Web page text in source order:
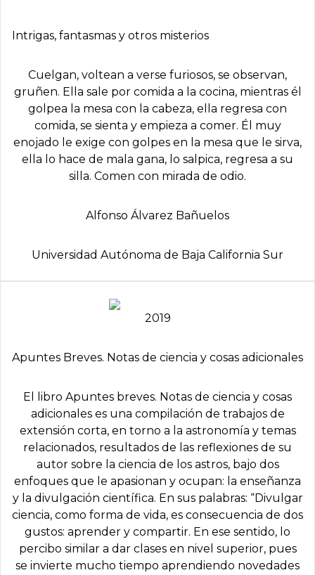
Intrigas, fantasmas y otros misterios
Cuelgan, voltean a verse furiosos, se observan,
gruñen. Ella sale por comida a la cocina, mientras él
golpea la mesa con la cabeza, ella regresa con
comida, se sienta y empieza a comer. Él muy
enojado le exige con golpes en la mesa que le sirva,
ella lo hace de mala gana, lo salpica, regresa a su
silla. Comen con mirada de odio.
Alfonso Álvarez Bañuelos
Universidad Autónoma de Baja California Sur
2019
Apuntes Breves. Notas de ciencia y cosas adicionales
El libro Apuntes breves. Notas de ciencia y cosas
adicionales es una compilación de trabajos de
extensión corta, en torno a la astronomía y temas
relacionados, resultados de las reflexiones de su
autor sobre la ciencia de los astros, bajo dos
enfoques que le apasionan y ocupan: la enseñanza
y la divulgación científica. En sus palabras: “Divulgar
ciencia, como forma de vida, es consecuencia de dos
gustos: aprender y compartir. En ese sentido, lo
percibo similar a dar clases en nivel superior, pues
se invierte mucho tiempo aprendiendo novedades